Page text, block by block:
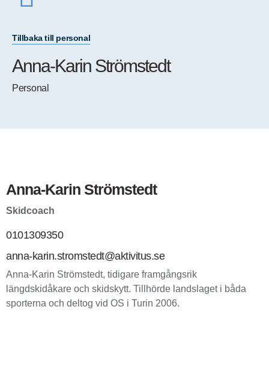
Tillbaka till personal
Anna-Karin Strömstedt
Personal
Anna-Karin Strömstedt
Skidcoach
0101309350
anna-karin.stromstedt@aktivitus.se
Anna-Karin Strömstedt, tidigare framgångsrik
längdskidåkare och skidskytt. Tillhörde landslaget i båda
sporterna och deltog vid OS i Turin 2006.